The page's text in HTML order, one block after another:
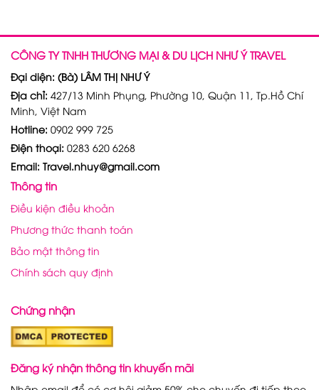
CÔNG TY TNHH THƯƠNG MẠI & DU LỊCH NHƯ Ý TRAVEL
Đại diện: (Bà) LÂM THỊ NHƯ Ý
Địa chỉ: 427/13 Minh Phụng, Phường 10, Quận 11, Tp.Hồ Chí
Minh, Việt Nam
Hotline: 0902 999 725
Điện thoại: 0283 620 6268
Email: Travel.nhuy@gmail.com
Thông tin
Điều kiện điều khoản
Phương thức thanh toán
Bảo mật thông tin
Chính sách quy định
Chứng nhận
Đăng ký nhận thông tin khuyến mãi